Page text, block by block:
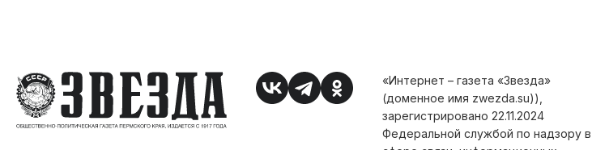
«Интернет – газета «Звезда»
(доменное имя zwezda.su)),
зарегистрировано 22.11.2024
Федеральной службой по надзору в